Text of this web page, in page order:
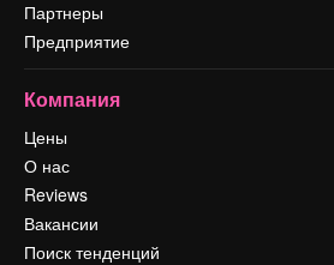
Партнеры
Предприятие
Компания
Цены
О нас
Reviews
Вакансии
Поиск тенденций